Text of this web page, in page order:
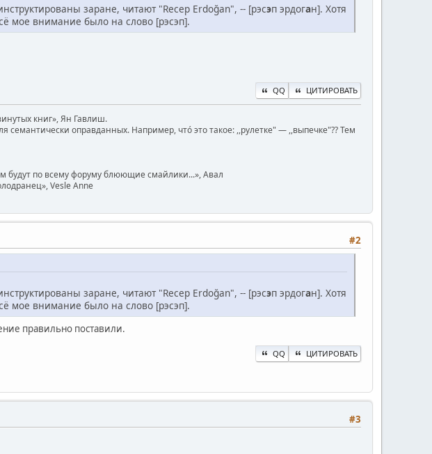
заране, читают "Recep Erdoğan", -- [рэсэп эрдоган]. Хотя
мое внимание было на слово [рэсэп].
QQ ЦИТИРОВАТЬ
книг», Ян Гавлиш.
оправданных. Например, чтó это такое: ,,рулетке" — ,,выпечке"?? Тем
будут по всему форуму блюющие смайлики...», Авал
Vesle Anne
#2
заране, читают "Recep Erdoğan", -- [рэсэп эрдоган]. Хотя
мое внимание было на слово [рэсэп].
правильно поставили.
QQ ЦИТИРОВАТЬ
#3